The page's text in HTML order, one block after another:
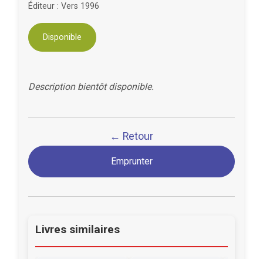
Éditeur : Vers 1996
Disponible
Description bientôt disponible.
← Retour
Emprunter
Livres similaires